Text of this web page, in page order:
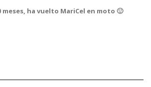
meses, ha vuelto MariCel en moto 🙂